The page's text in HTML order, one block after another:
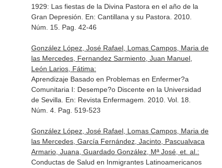
1929: Las fiestas de la Divina Pastora en el año de la
Gran Depresión. En: Cantillana y su Pastora . 2010.
Núm. 15. Pag. 42-46
González López, José Rafael, Lomas Campos, Maria de
las Mercedes, Fernandez Sarmiento, Juan Manuel,
León Larios, Fátima:
Aprendizaje Basado en Problemas en Enfermer?a
Comunitaria I: Desempe?o Discente en la Universidad
de Sevilla. En: Revista Enfermagem . 2010. Vol. 18.
Núm. 4. Pag. 519-523
González López, José Rafael, Lomas Campos, Maria de
las Mercedes, García Fernández, Jacinto, Pascualvaca
Armario, Juana, Guardado González, Mª José, et. al.:
Conductas de Salud en Inmigrantes Latinoamericanos